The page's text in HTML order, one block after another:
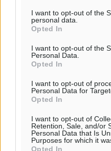
I want to opt-out of the
personal data.
Opted In
I want to opt-out of the
Personal Data.
Opted In
I want to opt-out of
Personal Data for
Opted In
I want to opt-out of
Retention, Sale, and/or
Personal Data that Is
Purposes for which it
Opted In